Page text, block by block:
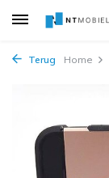
Terug Home